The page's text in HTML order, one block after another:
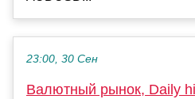
23:00, 30 Сен
Валютный рынок, Daily